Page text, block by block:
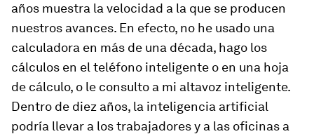
años muestra la velocidad a la que se producen
nuestros avances. En efecto, no he usado una
calculadora en más de una década, hago los
cálculos en el teléfono inteligente o en una hoja
de cálculo, o le consulto a mi altavoz inteligente.
Dentro de diez años, la inteligencia artificial
podría llevar a los trabajadores y a las oficinas a